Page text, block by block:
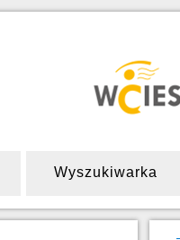
Wyszukiwarka